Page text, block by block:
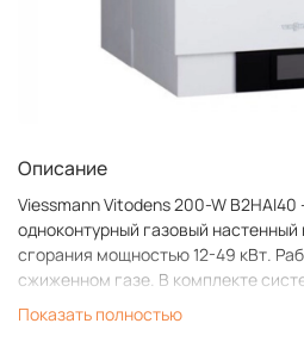
Описание
Viessmann Vitodens 200-W
одноконтурный газовый настенный
сгорания мощностью 12-49 кВт.
сжиженном газе. В комплекте
автоматикой Vitotronic 100/HC1B и
сжиженного газа.
Показать полностью